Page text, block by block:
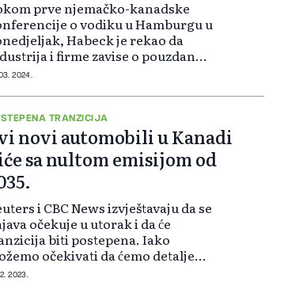
prve njemačko-kanadske
o vodiku u Hamburgu u
Habeck je rekao da
i firme zavise o pouzdanoj
energijom na putu prema
naglasio da mora biti
2024.
TRANZICIJA
novi automobili u Kanadi
sa nultom emisijom od
i CBC News izvještavaju da se
očekuje u utorak i da će
biti postepena. Iako
očekivati da ćemo detalje
nakon zvanične objave,
2023.